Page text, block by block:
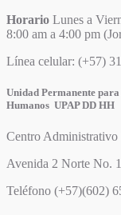
Horario Lunes a
8:00 am a 4:00 pm
Línea celular: (+57)
Unidad Permanente
Humanos UPAP DD HH
Centro
Avenida 2 Norte No.
Teléfono (+57)(602)